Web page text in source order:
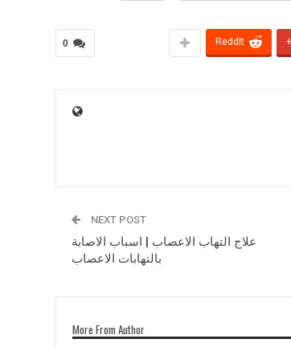
0 ReddIt
NEXT POST
علاج التهاب الاعصاب | اسباب الاصابة
بالتهابات الاعصاب
More From Author